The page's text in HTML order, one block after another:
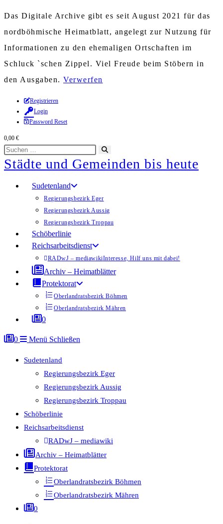
Das Digitale Archive gibt es seit August 2021 für das
nordböhmische Heimatblatt, angelegt zur Nutzung für
Informationen zu den ehemaligen Ortschaften im
Schluck `schen Zippel. Viel Freude beim Stöbern in
den Ausgaben. Verwerfen
Zum
Inhalt
springen
Registrieren
Login
Password Reset
0,00 €
Diese
Website
durchsuchen
starten
Städte und Gemeinden bis heute
Sudetenland
Regierungsbezirk Eger
Regierungsbezirk Aussig
Regierungsbezirk Troppau
Schöberlinie
Reichsarbeitsdienst
RADwJ – mediawikiInteresse, Hilf uns mit dabei!
Archiv – Heimatblätter
Protektorat
Oberlandratsbezirk Böhmen
Oberlandratsbezirk Mähren
0
0 Menü Schließen
Sudetenland
Regierungsbezirk Eger
Regierungsbezirk Aussig
Regierungsbezirk Troppau
Schöberlinie
Reichsarbeitsdienst
RADwJ – mediawiki
Archiv – Heimatblätter
Protektorat
Oberlandratsbezirk Böhmen
Oberlandratsbezirk Mähren
0